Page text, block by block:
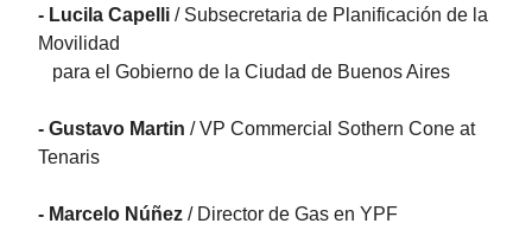
- Lucila Capelli / Subsecretaria de Planificación de la
Movilidad
para el Gobierno de la Ciudad de Buenos Aires
- Gustavo Martin / VP Commercial Sothern Cone at
Tenaris
- Marcelo Núñez / Director de Gas en YPF